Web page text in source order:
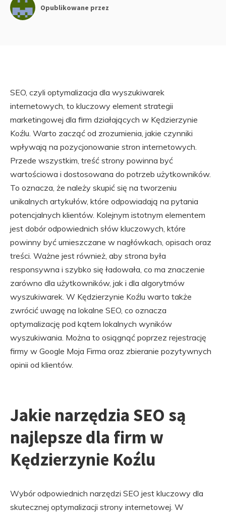
Opublikowane przez
SEO, czyli optymalizacja dla wyszukiwarek
internetowych, to kluczowy element strategii
marketingowej dla firm działających w Kędzierzynie
Koźlu. Warto zacząć od zrozumienia, jakie czynniki
wpływają na pozycjonowanie stron internetowych.
Przede wszystkim, treść strony powinna być
wartościowa i dostosowana do potrzeb użytkowników.
To oznacza, że należy skupić się na tworzeniu
unikalnych artykułów, które odpowiadają na pytania
potencjalnych klientów. Kolejnym istotnym elementem
jest dobór odpowiednich słów kluczowych, które
powinny być umieszczane w nagłówkach, opisach oraz
treści. Ważne jest również, aby strona była
responsywna i szybko się ładowała, co ma znaczenie
zarówno dla użytkowników, jak i dla algorytmów
wyszukiwarek. W Kędzierzynie Koźlu warto także
zwrócić uwagę na lokalne SEO, co oznacza
optymalizację pod kątem lokalnych wyników
wyszukiwania. Można to osiągnąć poprzez rejestrację
firmy w Google Moja Firma oraz zbieranie pozytywnych
opinii od klientów.
Jakie narzędzia SEO są
najlepsze dla firm w
Kędzierzynie Koźlu
Wybór odpowiednich narzędzi SEO jest kluczowy dla
skutecznej optymalizacji strony internetowej. W